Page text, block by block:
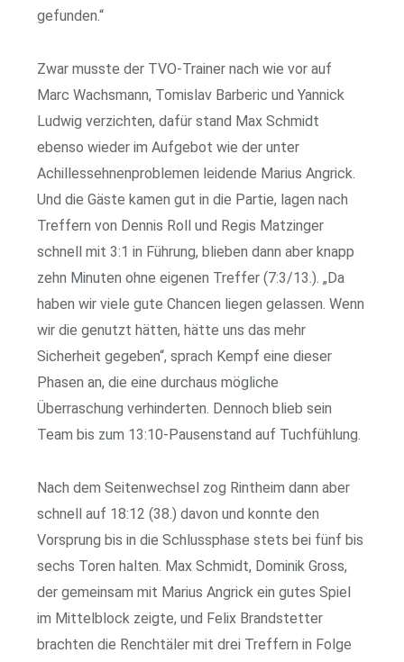
gefunden.“
Zwar musste der TVO-Trainer nach wie vor auf
Marc Wachsmann, Tomislav Barberic und Yannick
Ludwig verzichten, dafür stand Max Schmidt
ebenso wieder im Aufgebot wie der unter
Achillessehnenproblemen leidende Marius Angrick.
Und die Gäste kamen gut in die Partie, lagen nach
Treffern von Dennis Roll und Regis Matzinger
schnell mit 3:1 in Führung, blieben dann aber knapp
zehn Minuten ohne eigenen Treffer (7:3/13.). „Da
haben wir viele gute Chancen liegen gelassen. Wenn
wir die genutzt hätten, hätte uns das mehr
Sicherheit gegeben“, sprach Kempf eine dieser
Phasen an, die eine durchaus mögliche
Überraschung verhinderten. Dennoch blieb sein
Team bis zum 13:10-Pausenstand auf Tuchfühlung.
Nach dem Seitenwechsel zog Rintheim dann aber
schnell auf 18:12 (38.) davon und konnte den
Vorsprung bis in die Schlussphase stets bei fünf bis
sechs Toren halten. Max Schmidt, Dominik Gross,
der gemeinsam mit Marius Angrick ein gutes Spiel
im Mittelblock zeigte, und Felix Brandstetter
brachten die Renchtäler mit drei Treffern in Folge